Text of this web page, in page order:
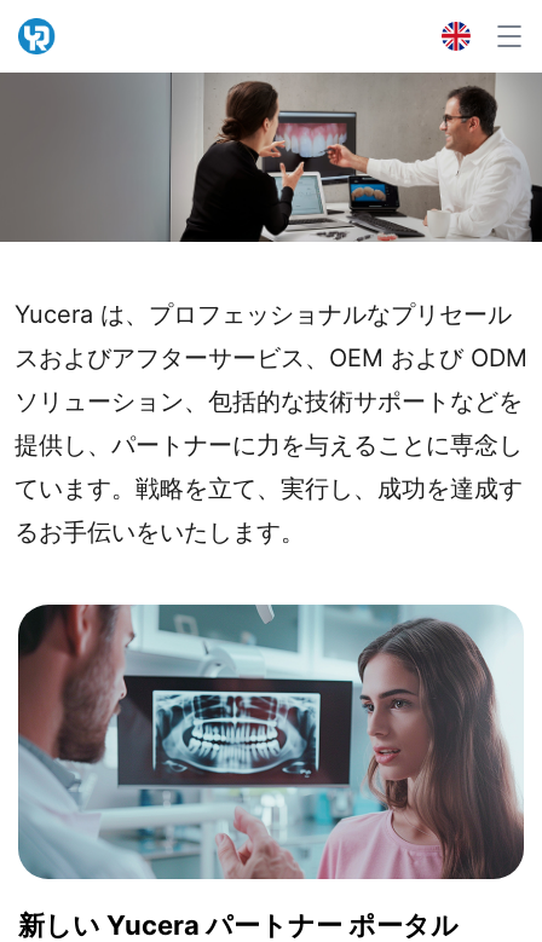
Yucera は、プロフェッショナルなプリセール
スおよびアフターサービス、OEM および ODM
ソリューション、包括的な技術サポートなどを
提供し、パートナーに力を与えることに専念し
ています。戦略を立て、実行し、成功を達成す
るお手伝いをいたします。
新しい Yucera パートナー ポータル